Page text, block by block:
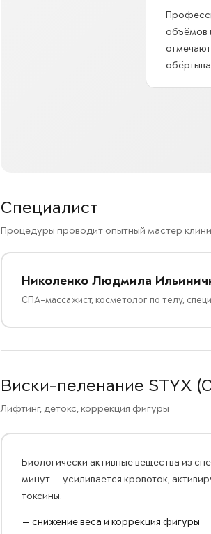
объёмов
Специалист
Процедуры проводит опытный мастер
Николенко Людмила
СПА-массажист, косметолог по телу,
Виски-пеленание STYX
Лифтинг, детокс, коррекция фигуры
Биологически активные вещества из
минут — усиливается кровоток,
токсины.
— снижение веса и коррекция фигуры